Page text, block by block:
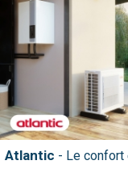
Atlantic